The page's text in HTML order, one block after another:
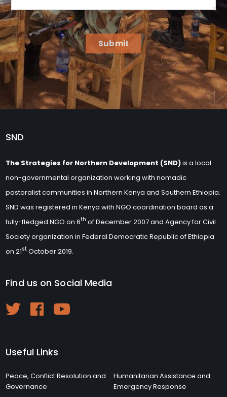
Submit
SND
The Strategies for Northern Development (SND)is a local
non-governmental organization working with nomadic
pastoralist communities in Northern Kenya and Southern Ethiopia.
SND was registered in Kenya with NGO coordination board as a
fully-fledged NGO on 6th of December 2007 and Agency for Civil
Society organization in Federal Democratic Republic of Ethiopia
on 21st October 2019.
Find us on Social Media
Useful Links
Peace, Conflict Resolution and
Governance
Humanitarian Assistance and
Emergency Response